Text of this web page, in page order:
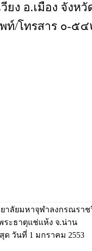
ยง อ.เมือง จังห
ท์/โทรสาร ๐-๕
าลัยมหาจุฬาลงกรณราช
ระธาตุแช่แห้ง จ.น่าน
ด วันที่ 1 มกราคม 2553